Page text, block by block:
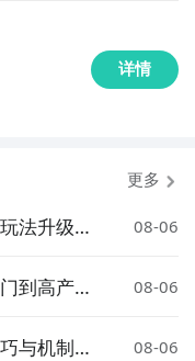
详情
更多
法升级与
08-06
到高产技
08-06
与机制解
08-06